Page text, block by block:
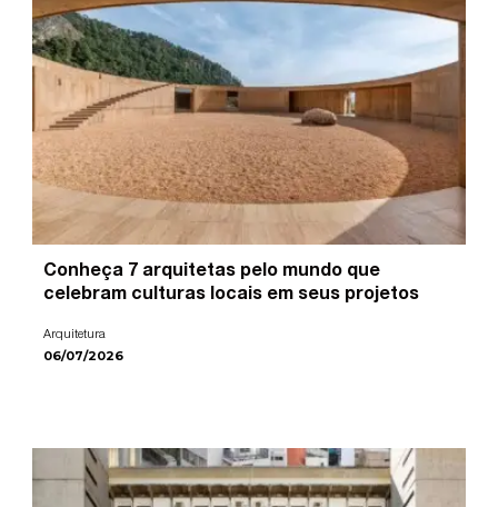
Conheça 7 arquitetas pelo mundo que
celebram culturas locais em seus projetos
Arquitetura
06/07/2026